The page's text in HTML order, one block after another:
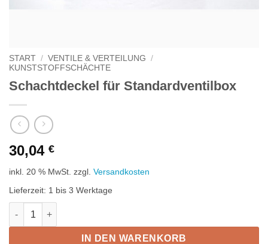
START / VENTILE & VERTEILUNG
/
KUNSTSTOFFSCHÄCHTE
Schachtdeckel für Standardventilbox
30,04 €
inkl. 20 % MwSt. zzgl. Versandkosten
Lieferzeit: 1 bis 3 Werktage
Schachtdeckel für Standardventilbox Menge
IN DEN WARENKORB